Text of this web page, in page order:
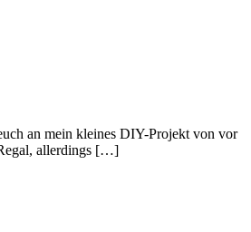
an mein kleines DIY-Projekt von vor
allerdings […]